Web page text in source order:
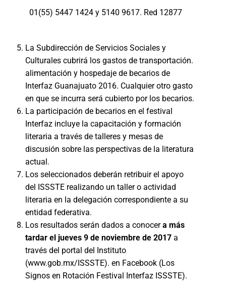
01(55) 5447 1424 y 5140 9617. Red 12877
La Subdirección de Servicios Sociales y
Culturales cubrirá los gastos de transportación.
alimentación y hospedaje de becarios de
Interfaz Guanajuato 2016. Cualquier otro gasto
en que se incurra será cubierto por los becarios.
La participación de becarios en el festival
Interfaz incluye la capacitación y formación
literaria a través de talleres y mesas de
discusión sobre las perspectivas de la literatura
actual.
Los seleccionados deberán retribuir el apoyo
del ISSSTE realizando un taller o actividad
literaria en la delegación correspondiente a su
entidad federativa.
Los resultados serán dados a conocera más
tardar el jueves 9 de noviembre de 2017 a
través del portal del Instituto
(www.gob.mx/ISSSTE). en Facebook (Los
Signos en Rotación Festival Interfaz ISSSTE).